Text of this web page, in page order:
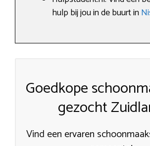
hulp bij jou in de buurt in
Goedkope
gezocht
Vind een ervaren